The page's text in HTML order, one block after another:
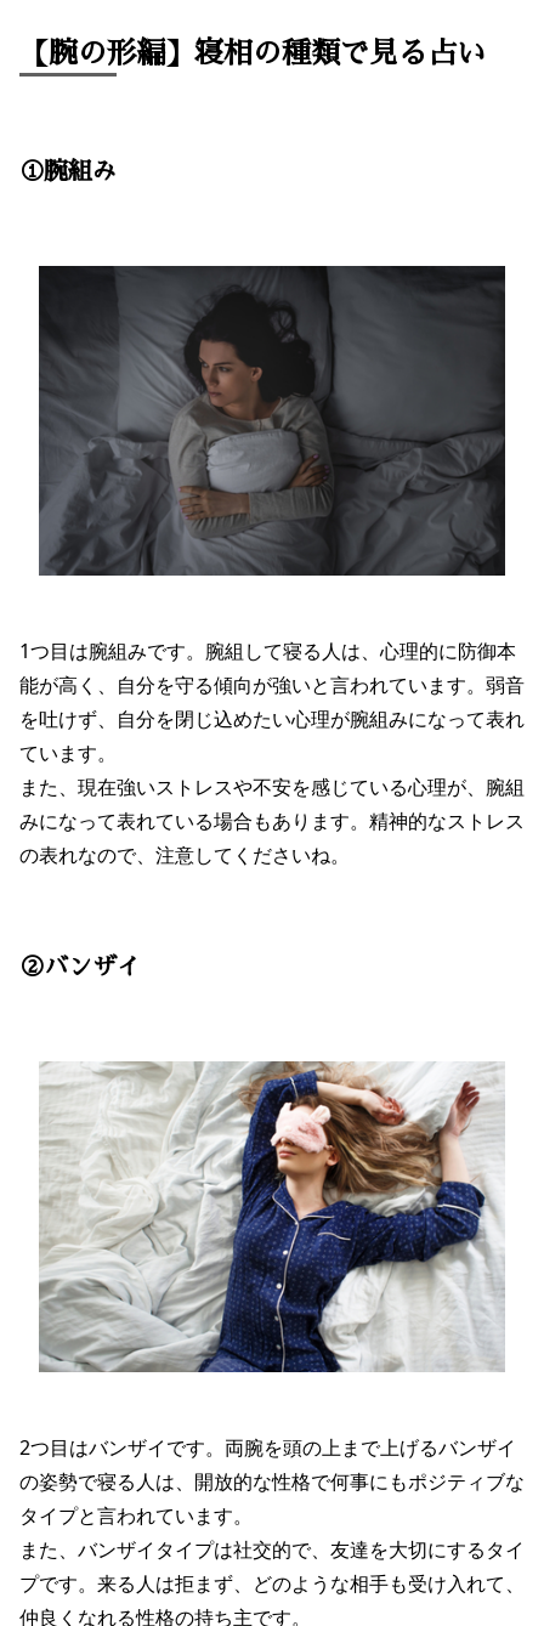
【腕の形編】寝相の種類で見る占い
①腕組み
1つ目は腕組みです。腕組して寝る人は、心理的に防御本
能が高く、自分を守る傾向が強いと言われています。弱音
を吐けず、自分を閉じ込めたい心理が腕組みになって表れ
ています。
また、現在強いストレスや不安を感じている心理が、腕組
みになって表れている場合もあります。精神的なストレス
の表れなので、注意してくださいね。
②バンザイ
2つ目はバンザイです。両腕を頭の上まで上げるバンザイ
の姿勢で寝る人は、開放的な性格で何事にもポジティブな
タイプと言われています。
また、バンザイタイプは社交的で、友達を大切にするタイ
プです。来る人は拒まず、どのような相手も受け入れて、
仲良くなれる性格の持ち主です。